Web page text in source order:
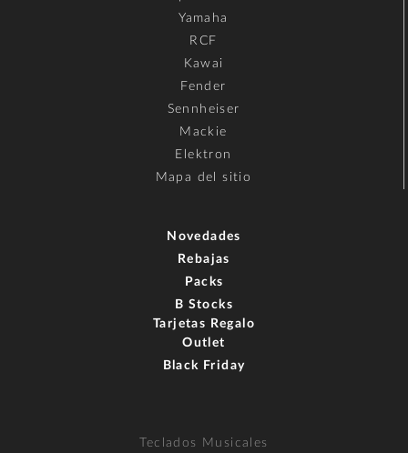
Yamaha
RCF
Kawai
Fender
Sennheiser
Mackie
Elektron
Mapa del sitio
Novedades
Rebajas
Packs
B Stocks
Tarjetas Regalo
Outlet
Black Friday
Teclados Musicales